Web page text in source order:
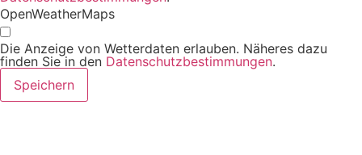
OpenWeatherMaps
Die Anzeige von Wetterdaten erlauben. Näheres dazu
finden Sie in den Datenschutzbestimmungen.
Speichern